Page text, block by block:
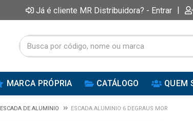
Já é cliente MR Distribuidora? - Entrar |
MARCA PRÓPRIA CATÁLOGO QUEM
ESCADA DE ALUMINIO ESCADA ALUMINIO 6 DEGRAUS MOR